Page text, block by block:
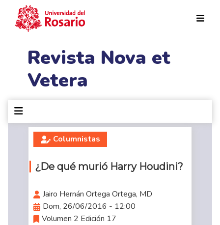
Revista Nova et
Vetera
Columnistas
¿De qué murió Harry Houdini?
Jairo Hernán Ortega Ortega, MD
Dom, 26/06/2016 - 12:00
Volumen 2 Edición 17